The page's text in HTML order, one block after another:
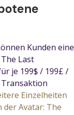
Kunden eine
Last
je 199$ / 199£ /
Einzelheiten
Avatar: The